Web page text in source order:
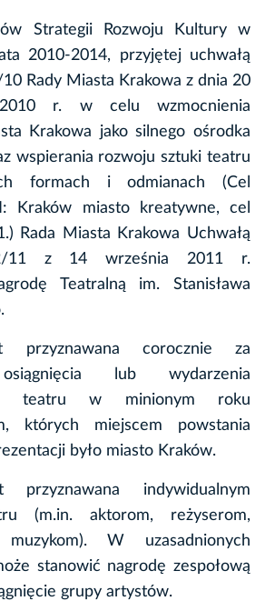
Strategii Rozwoju Kultury w
2010-2014, przyjętej uchwałą
Rady Miasta Krakowa z dnia 20
2010 r. w celu wzmocnienia
Krakowa jako silnego ośrodka
wspierania rozwoju sztuki teatru
formach i odmianach (Cel
Kraków miasto kreatywne, cel
Rada Miasta Krakowa Uchwałą
11 z 14 września 2011 r.
Teatralną im. Stanisława
przyznawana corocznie za
lub wydarzenia
teatru w minionym roku
których miejscem powstania
było miasto Kraków.
przyznawana indywidualnym
(m.in. aktorom, reżyserom,
muzykom). W uzasadnionych
stanowić nagrodę zespołową
grupy artystów.